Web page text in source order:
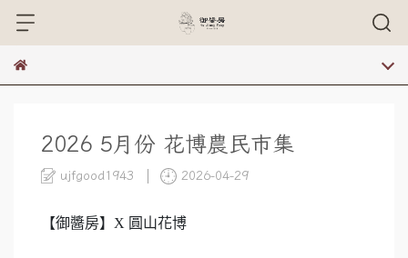
2026 5月份 花博農民市集
ujfgood1943 2026-04-29
【御醬房】X 圓山花博